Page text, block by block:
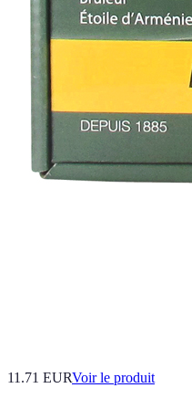
11.71 EURVoir le produit